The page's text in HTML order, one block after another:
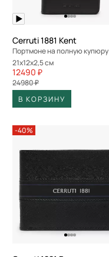
Cerruti 1881 Kent
Портмоне на полную купюру
21x12x2,5 см
12490 ₽
24980 ₽
В КОРЗИНУ
-40%